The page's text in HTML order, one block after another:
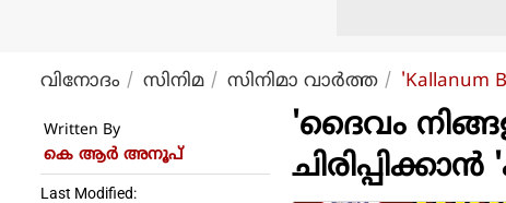
വിനോദം സിനിമ സിനിമാ വാര്‍ത്ത 'Kallanum
Written By
കെ ആര്‍ അനൂപ്
Last Modified:
'ദൈവം